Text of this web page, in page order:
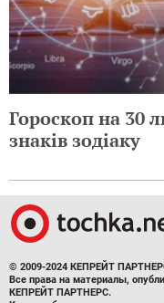
Гороскоп на 30
знаків зодіаку
© 2009-2024 КЕПРЕЙТ
Все права на материалы,
КЕПРЕЙТ ПАРТНЕРС.